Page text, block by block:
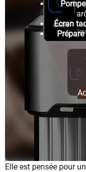
Écran
Elle est pensée pour